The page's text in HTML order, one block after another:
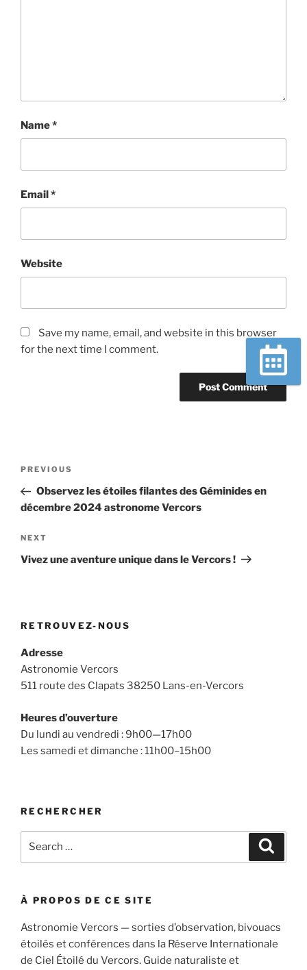
Réserver
Name*
Email*
Website
Save my name, email, and website in this browser
for the next time I comment.
Previous
Post
PREVIOUS
Observez les étoiles filantes des Géminides en
décembre 2024 astronome Vercors
Next
Post
NEXT
Vivez une aventure unique dans le Vercors !
RETROUVEZ-NOUS
Adresse
Astronomie Vercors
511 route des Clapats 38250 Lans-en-Vercors
Heures d’ouverture
Du lundi au vendredi : 9h00—17h00
Les samedi et dimanche : 11h00–15h00
RECHERCHER
À PROPOS DE CE SITE
Astronomie Vercors — sorties d’observation, bivouacs
étoilés et conférences dans la Réserve Internationale
de Ciel Étoilé du Vercors. Guide naturaliste et